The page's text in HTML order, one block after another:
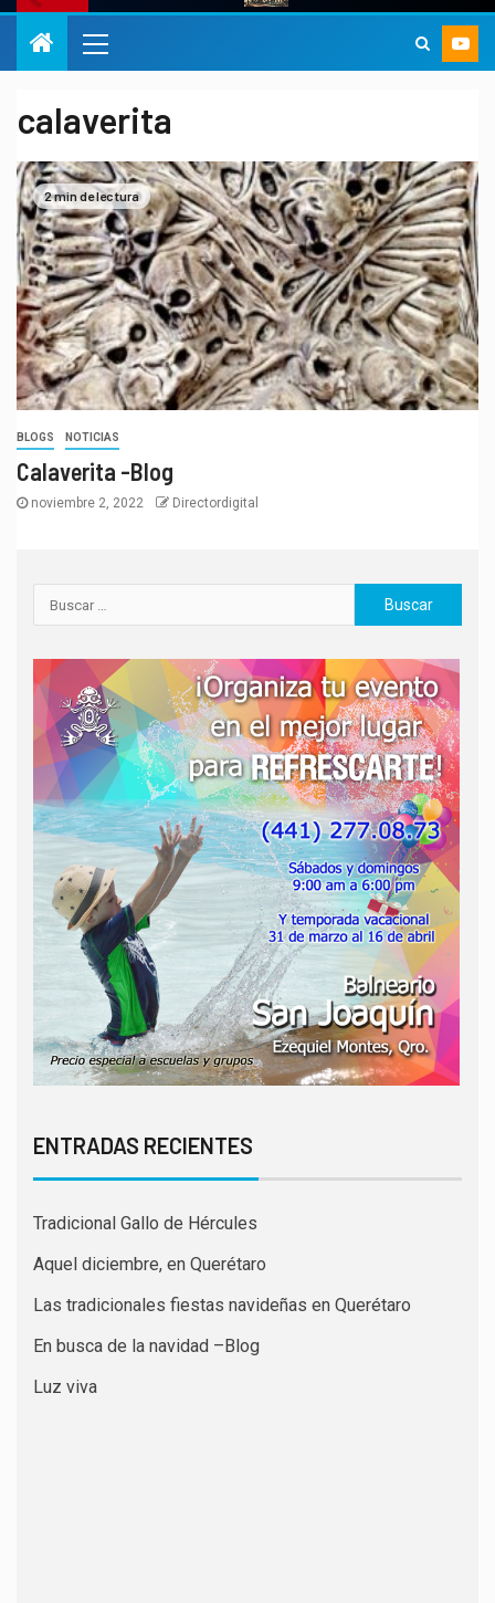
calaverita
2 min de lectura
BLOGS NOTICIAS
Calaverita -Blog
noviembre 2, 2022 Directordigital
ENTRADAS RECIENTES
Tradicional Gallo de Hércules
Aquel diciembre, en Querétaro
Las tradicionales fiestas navideñas en Querétaro
En busca de la navidad –Blog
Luz viva